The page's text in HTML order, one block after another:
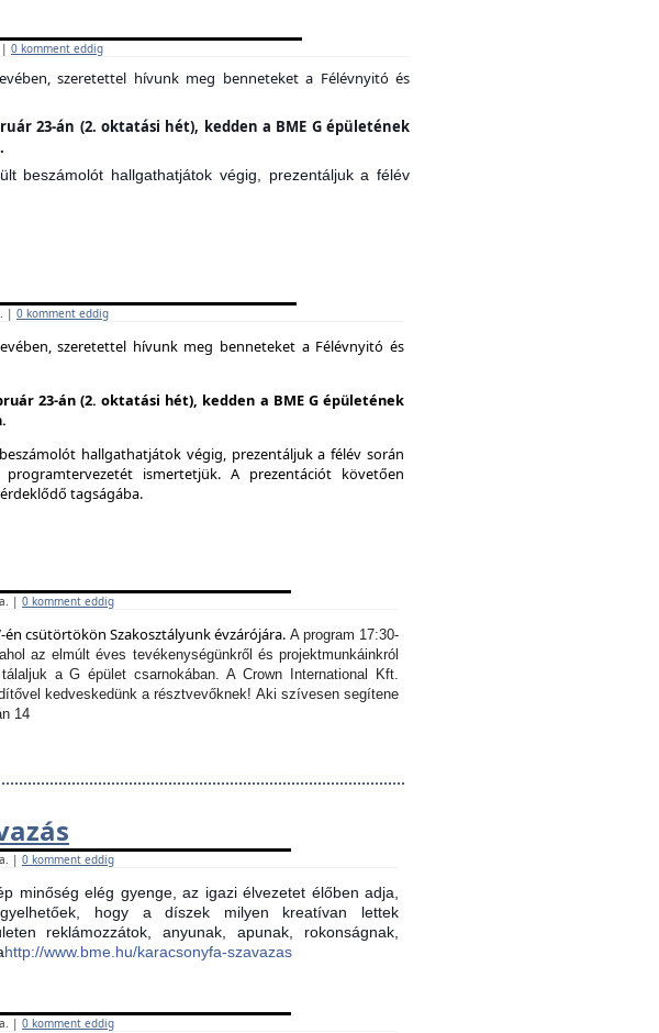
| 0 komment eddig
szeretettel hívunk meg benneteket a Félévnyitó és
23-án (2. oktatási hét), kedden a BME G épületének
beszámolót hallgathatjátok végig, prezentáljuk a félév
| 0 komment eddig
szeretettel hívunk meg benneteket a Félévnyitó és
23-án (2. oktatási hét), kedden a BME G épületének
hallgathatjátok végig, prezentáljuk a félév során
ismertetjük.A prezentációt követően
tagságába.
| 0 komment eddig
csütörtökön Szakosztályunk évzárójára. A program 17:30-
az elmúlt éves tevékenységünkről és projektmunkáinkról
a G épület csarnokában. A Crown International Kft.
kedveskedünk a résztvevőknek! Aki szívesen segítene
14
| 0 komment eddig
minőség elég gyenge, az igazi élvezetet élőben adja,
hogy a díszek milyen kreatívan lettek
reklámozzátok, anyunak, apunak, rokonságnak,
http://www.bme.hu/karacsonyfa-szavazas
| 0 komment eddig